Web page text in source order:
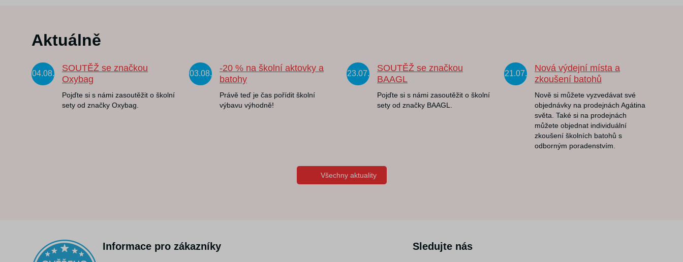
Aktuálně
04.08.
SOUTĚŽ se značkou
Oxybag
Pojďte si s námi zasoutěžit o školní
sety od značky Oxybag.
03.08.
-20 % na školní aktovky a
batohy
Právě teď je čas pořídit školní
výbavu výhodně!
23.07.
SOUTĚŽ se značkou
BAAGL
Pojďte si s námi zasoutěžit o školní
sety od značky BAAGL.
21.07.
Nová výdejní místa a
zkoušení batohů
Nově si můžete vyzvedávat své
objednávky na prodejnách Agátina
světa. Také si na prodejnách
můžete objednat individuální
zkoušení školních batohů s
odborným poradenstvím.
Všechny aktuality
Informace pro zákazníky Sledujte nás